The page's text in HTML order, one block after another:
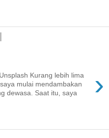
›
Kurang lebih lima
mulai mendambakan
dewasa. Saat itu, saya